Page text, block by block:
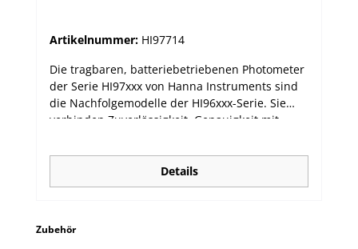
Artikelnummer: HI97714
Die tragbaren, batteriebetriebenen Photometer
der Serie HI97xxx von Hanna Instruments sind
die Nachfolgemodelle der HI96xxx-Serie. Sie
verbinden Zuverlässigkeit, Genauigkeit mit
Photometer sind für viele unterschiedliche
Einzelparameter oder für eine Auswahl
verwandter Parameter verfügbar. Die neue
Schmalband-Interferenzfilter verwendet, der
Details
Produktgalerie überspringen
Zubehör